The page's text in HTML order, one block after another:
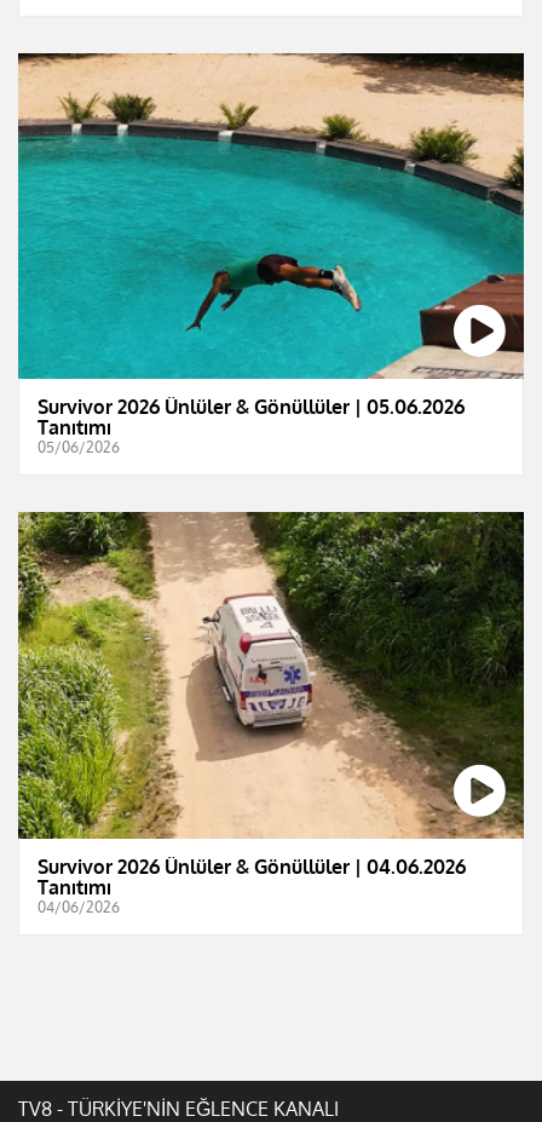
Survivor 2026 Ünlüler & Gönüllüler | 05.06.2026
Tanıtımı
05/06/2026
Survivor 2026 Ünlüler & Gönüllüler | 04.06.2026
Tanıtımı
04/06/2026
TV8 - TÜRKİYE'NİN EĞLENCE KANALI